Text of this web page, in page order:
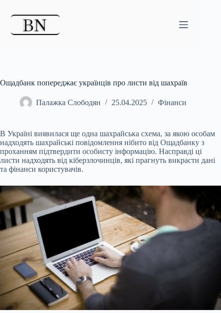
Ощадбанк попереджає українців про листи від шахраїв
Палажка Слободян 25.04.2025 Фінанси
В Україні виявилася ще одна шахрайська схема, за якою особам
надходять шахрайські повідомлення нібито від Ощадбанку з
проханням підтвердити особисту інформацію. Насправді ці
листи надходять від кіберзлочинців, які прагнуть викрасти дані
та фінанси користувачів.